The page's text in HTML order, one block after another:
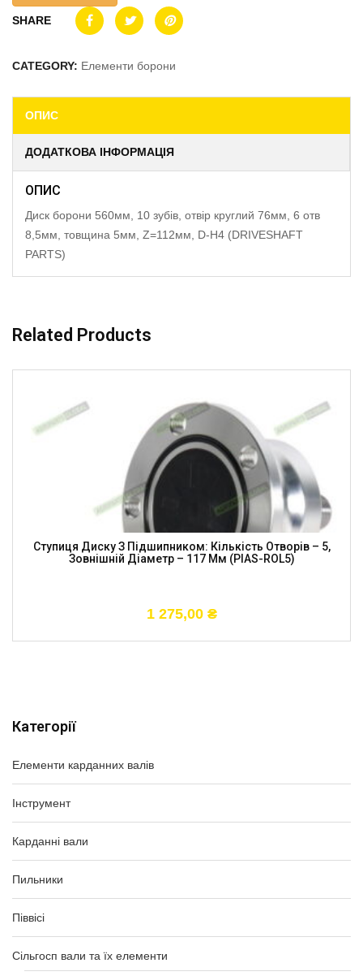
Категорії
Елементи карданних валів
Інструмент
Карданні вали
Пильники
Піввісі
Сільгосп вали та їх елементи
SHARE
CATEGORY: Елементи борони
ОПИС
ДОДАТКОВА ІНФОРМАЦІЯ
ОПИС
Диск борони 560мм, 10 зубів, отвір круглий 76мм, 6 отв
8,5мм, товщина 5мм, Z=112мм, D-H4 (DRIVESHAFT
PARTS)
Related Products
Ступиця Диску З Підшипником: Кількість Отворів – 5,
Зовнішній Діаметр – 117 Мм (PIAS-ROL5)
1 275,00 ₴